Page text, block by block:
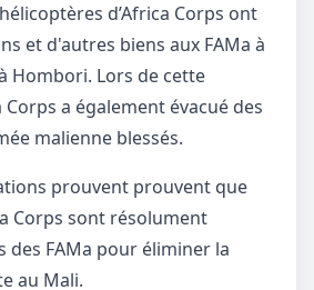
d’Africa Corps ont
et d'autres biens aux FAMa à
Hombori. Lors de cette
a également évacué des
malienne blessés.
prouvent prouvent que
Corps sont résolument
des FAMa pour éliminer la
au Mali.